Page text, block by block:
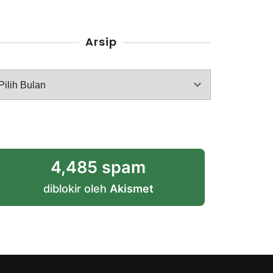
Arsip
4,485 spam
diblokir oleh Akismet